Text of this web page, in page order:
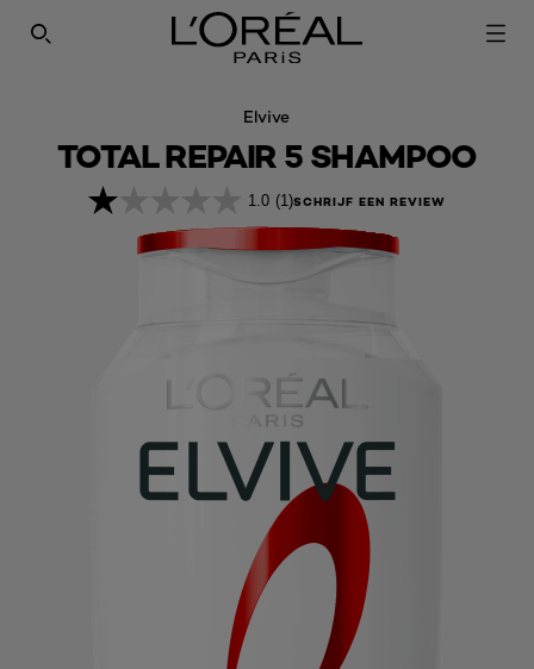
SEARCH THIS SITE
Elvive
TOTAL REPAIR 5 SHAMPOO
1.0 (1)SCHRIJF EEN REVIEW